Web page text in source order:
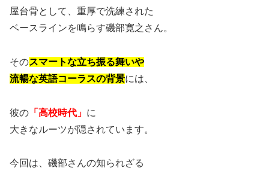
屋台骨として、重厚で洗練された
ベースラインを鳴らす磯部寛之さん。
そのスマートな立ち振る舞いや
流暢な英語コーラスの背景には、
彼の 「高校時代」 に
大きなルーツが隠されています。
今回は、磯部さんの知られざる